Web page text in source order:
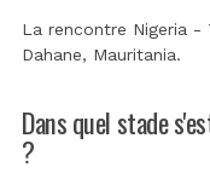
La rencontre Nigeria -
Dahane, Mauritania.
Dans quel stade
?